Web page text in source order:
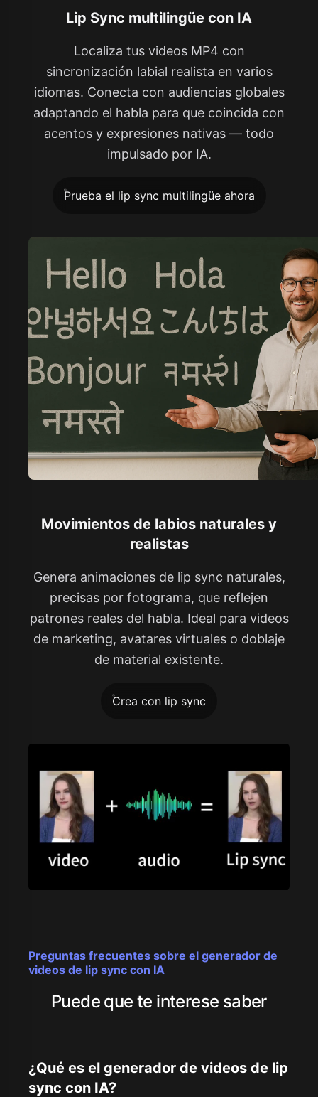
Lip Sync multilingüe con IA
Localiza tus videos MP4 con
sincronización labial realista en varios
idiomas. Conecta con audiencias globales
adaptando el habla para que coincida con
acentos y expresiones nativas — todo
impulsado por IA.
Prueba el lip sync multilingüe ahora
Movimientos de labios naturales y
realistas
Genera animaciones de lip sync naturales,
precisas por fotograma, que reflejen
patrones reales del habla. Ideal para videos
de marketing, avatares virtuales o doblaje
de material existente.
Crea con lip sync
Preguntas frecuentes sobre el generador de
videos de lip sync con IA
Puede que te interese saber
¿Qué es el generador de videos de lip
sync con IA?